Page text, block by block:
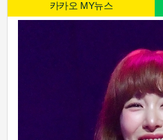
카카오 MY뉴스